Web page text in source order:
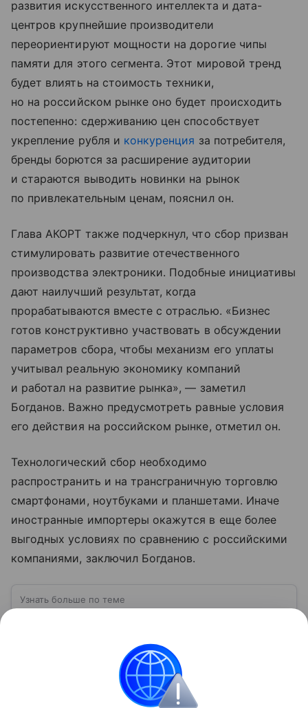
развития искусственного интеллекта и дата-
центров крупнейшие производители
переориентируют мощности на дорогие чипы
памяти для этого сегмента. Этот мировой тренд
будет влиять на стоимость техники,
но на российском рынке оно будет происходить
постепенно: сдерживанию цен способствует
укрепление рубля и конкуренция за потребителя,
бренды борются за расширение аудитории
и стараются выводить новинки на рынок
по привлекательным ценам, пояснил он.
Глава АКОРТ также подчеркнул, что сбор призван
стимулировать развитие отечественного
производства электроники. Подобные инициативы
дают наилучший результат, когда
прорабатываются вместе с отраслью. «Бизнес
готов конструктивно участвовать в обсуждении
параметров сбора, чтобы механизм его уплаты
учитывал реальную экономику компаний
и работал на развитие рынка», — заметил
Богданов. Важно предусмотреть равные условия
его действия на российском рынке, отметил он.
Технологический сбор необходимо
распространить и на трансграничную торговлю
смартфонами, ноутбуками и планшетами. Иначе
иностранные импортеры окажутся в еще более
выгодных условиях по сравнению с российскими
компаниями, заключил Богданов.
Узнать больше по теме
С помощью эксперта разберемся, что такое
омниканальность, как она влияет на общение с
клиентами и чем может быть полезна компании.